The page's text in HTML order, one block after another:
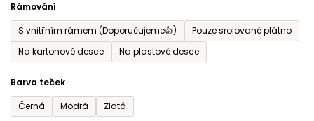
Rámování
S vnitřním rámem (Doporučujeme👍)
Pouze srolované plátno
Na kartonové desce
Na plastové desce
Barva teček
Černá
Modrá Zlatá